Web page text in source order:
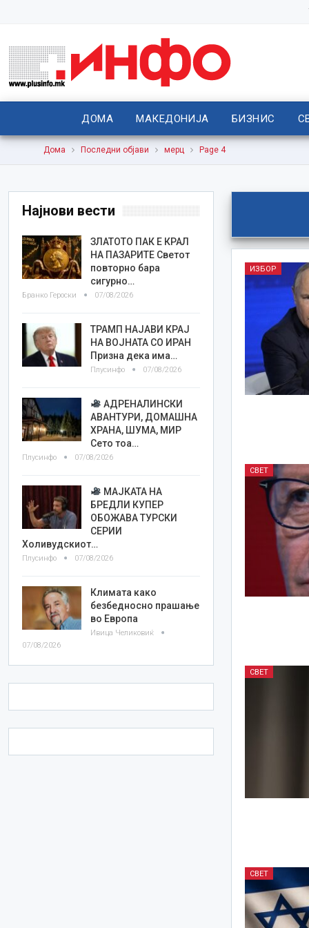
ДОМА МАКЕДОНИЈА БИЗНИС
Дома Последни објави мерц Page 4
ИЗБОР
СВЕТ
СВЕТ
СВЕТ
Најнови вести
ЗЛАТОТО ПАК Е КРАЛ
НА ПАЗАРИТЕ Светот
повторно бара
сигурно…
Бранко Героски 07/08/2026
ТРАМП НАЈАВИ КРАЈ
НА ВОЈНАТА СО ИРАН
Призна дека има…
Плусинфо 07/08/2026
АДРЕНАЛИНСКИ
АВАНТУРИ, ДОМАШНА
ХРАНА, ШУМА, МИР
Сето тоа…
Плусинфо 07/08/2026
МАЈКАТА НА
БРЕДЛИ КУПЕР
ОБОЖАВА ТУРСКИ
СЕРИИ
Холивудскиот…
Плусинфо 07/08/2026
Климата како
безбедносно прашање
во Европа
Ивица Челиковиќ
07/08/2026